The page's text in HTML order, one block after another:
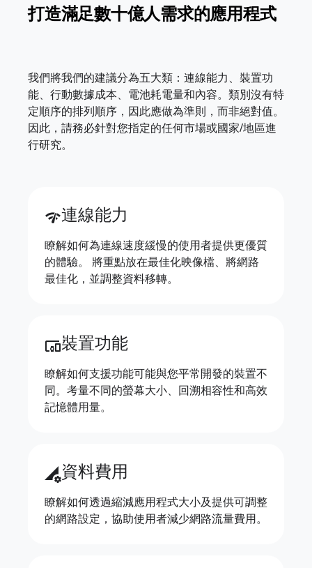
打造滿足數十億人需求的應用程式
我們將我們的建議分為五大類：連線能力、裝置功
能、行動數據成本、電池耗電量和內容。類別沒有特
定順序的排列順序，因此應做為準則，而非絕對值。
因此，請務必針對您指定的任何市場或國家/地區進
行研究。
network_check連線能力
瞭解如何為連線速度緩慢的使用者提供更優質
的體驗。 將重點放在最佳化映像檔、將網路
最佳化，並調整資料移轉。
devices_other裝置功能
瞭解如何支援功能可能與您平常開發的裝置不
同。考量不同的螢幕大小、回溯相容性和高效
記憶體用量。
perm_data_setting資料費用
瞭解如何透過縮減應用程式大小及提供可調整
的網路設定，協助使用者減少網路流量費用。